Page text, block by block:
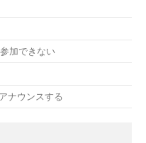
加できない
ナウンスする